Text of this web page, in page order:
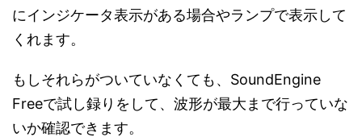
にインジケータ表示がある場合やランプで表示して
くれます。
もしそれらがついていなくても、SoundEngine
Freeで試し録りをして、波形が最大まで行っていな
いか確認できます。